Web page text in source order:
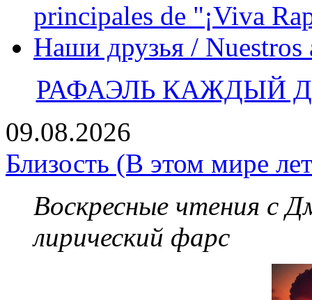
principales de "¡Viva
Наши друзья / Nuestros
РАФАЭЛЬ КАЖДЫЙ
09.08.2026
Близость (В этом мире
Воскресные чтения с
лирический фарс